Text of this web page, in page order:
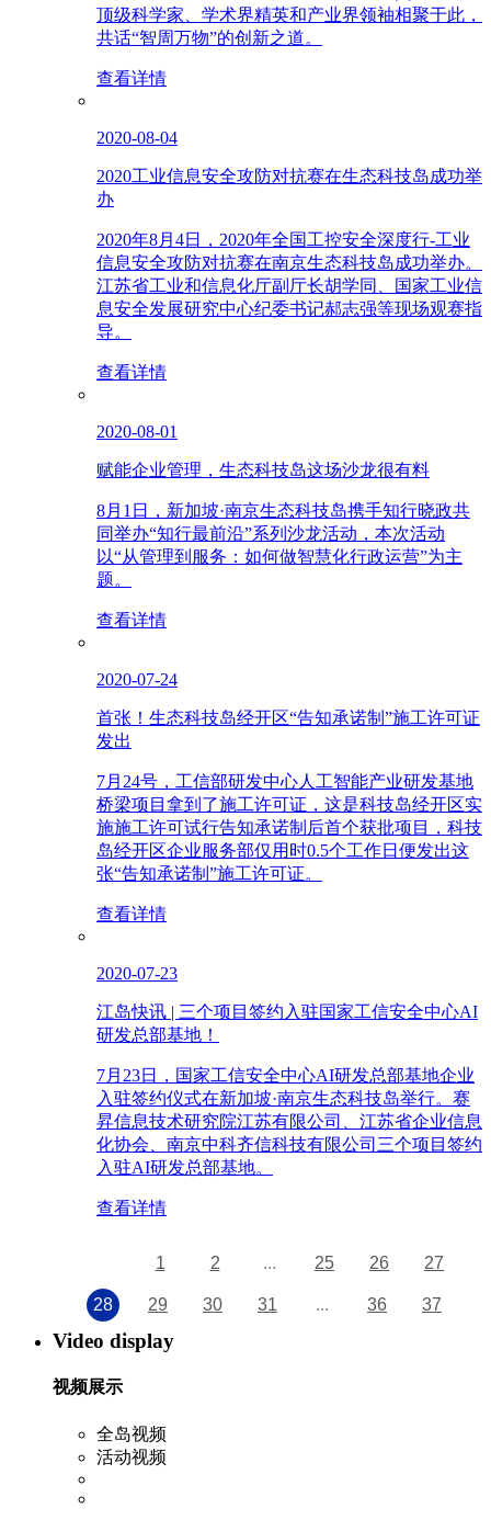
顶级科学家、学术界精英和产业界领袖相聚于此，
共话“智周万物”的创新之道。
查看详情
2020-08-04
2020工业信息安全攻防对抗赛在生态科技岛成功举
办
2020年8月4日，2020年全国工控安全深度行-工业
信息安全攻防对抗赛在南京生态科技岛成功举办。
江苏省工业和信息化厅副厅长胡学同、国家工业信
息安全发展研究中心纪委书记郝志强等现场观赛指
导。
查看详情
2020-08-01
赋能企业管理，生态科技岛这场沙龙很有料
8月1日，新加坡·南京生态科技岛携手知行晓政共
同举办“知行最前沿”系列沙龙活动，本次活动
以“从管理到服务：如何做智慧化行政运营”为主
题。
查看详情
2020-07-24
首张！生态科技岛经开区“告知承诺制”施工许可证
发出
7月24号，工信部研发中心人工智能产业研发基地
桥梁项目拿到了施工许可证，这是科技岛经开区实
施施工许可试行告知承诺制后首个获批项目，科技
岛经开区企业服务部仅用时0.5个工作日便发出这
张“告知承诺制”施工许可证。
查看详情
2020-07-23
江岛快讯 | 三个项目签约入驻国家工信安全中心AI
研发总部基地！
7月23日，国家工信安全中心AI研发总部基地企业
入驻签约仪式在新加坡·南京生态科技岛举行。赛
昇信息技术研究院江苏有限公司、江苏省企业信息
化协会、南京中科齐信科技有限公司三个项目签约
入驻AI研发总部基地。
查看详情
1 2 ... 25 26 27
28 29 30 31 ... 36 37
Video display
视频展示
全岛视频
活动视频